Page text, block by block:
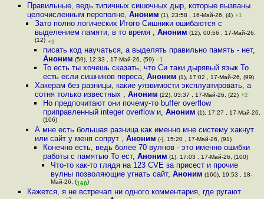
Правильные, ведь типичных сишочных дыр, которые вызваны
целочисленным переполне, Аноним (1), 23:58 , 16-Май-26, (4) +1
Зато полно логических Итого Сишники ошибаются с
выделением памяти, в то время ,Аноним (12), 00:56 , 17-Май-26,
(12) +3
писать код научаться, а выделять правильно память - нет,
Аноним (59), 12:33 , 17-Май-26, (59) –1
То есть ты хочешь сказать, что Си таки дырявый язык То
есть если сишников переса, Аноним (1), 17:02 , 17-Май-26, (99)
Хакерам без разницы, какие уязвимости эксплуатировать, а
сотня только известных ,Аноним (22), 03:37 , 17-Май-26, (22) +2
Но предпочитают они почему-то buffer overflow
приправленный integer overflow и, Аноним (1), 17:27 , 17-Май-26,
(106)
А мне есть большая разница как именно мне систему хакнут
или сайт у меня сопрут ,Аноним (-), 15:20 , 17-Май-26, (91)
Конечно есть, ведь более 70 вулнов - это именно ошибки
работы с памятью То ест, Аноним (1), 17:03 , 17-Май-26, (100)
Что-то как-то глядя на 123 CVE за присест и прочие
вулны позволяющие угнать сайт, Аноним (160), 19:53 , 18-
Май-26, (160)
Кажется, я не встречал ни одного комментария, где ругают